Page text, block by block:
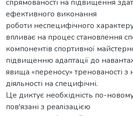
спрямованості на підвищення
ефективного виконання
роботи неспецифічного
впливає на процес становлення
компонентів спортивної
підвищенню адаптації до
явища «переносу» тренованості
діяльності на специфічні.
Це диктує необхідність по-
пов'язані з реалізацією